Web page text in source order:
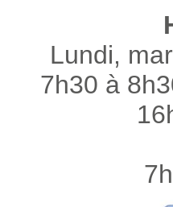
Lundi,
7h30 à